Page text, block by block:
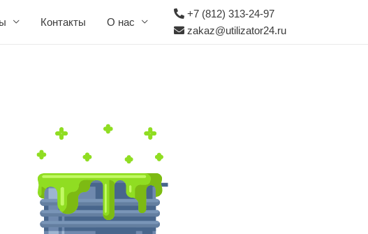
Контакты О нас
+7 (812) 313-24-97
zakaz@utilizator24.ru